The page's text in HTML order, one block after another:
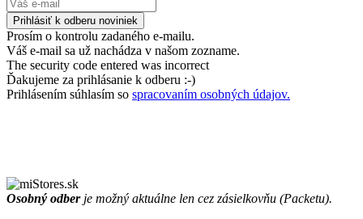
Prosím o kontrolu zadaného e-mailu.
Váš e-mail sa už nachádza v našom zozname.
The security code entered was incorrect
Ďakujeme za prihlásanie k odberu :-)
Prihlásením súhlasím so spracovaním osobných údajov.
Osobný odberje možný aktuálne len cez zásielkovňu (Packetu).